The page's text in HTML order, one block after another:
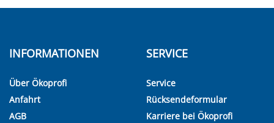
INFORMATIONEN
Über Ökoprofi
Anfahrt
AGB
SERVICE
Service
Rücksendeformular
Karriere bei Ökoprofi